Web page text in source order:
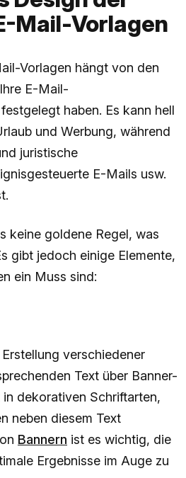
Mail-Vorlagen
Vorlagen hängt von den
E-Mail-
haben. Es kann hell
und Werbung, während
juristische
E-Mails usw.
keine goldene Regel, was
gibt jedoch einige Elemente,
ein Muss sind:
verschiedener
Text über Banner-
dekorativen Schriftarten,
neben diesem Text
Bannern ist es wichtig, die
Ergebnisse im Auge zu